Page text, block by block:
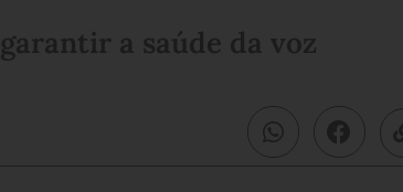
a saúde da voz